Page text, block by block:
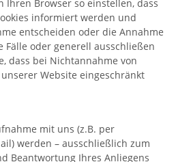
Ihren Browser so einstellen, dass
informiert werden und
entscheiden oder die Annahme
Fälle oder generell ausschließen
dass bei Nichtannahme von
Website eingeschränkt
mit uns (z.B. per
werden – ausschließlich zum
Beantwortung Ihres Anliegens